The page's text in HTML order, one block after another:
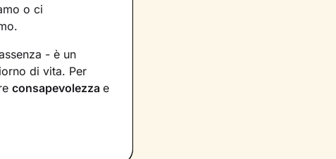
o ci
- è un
di vita. Per
consapevolezza e